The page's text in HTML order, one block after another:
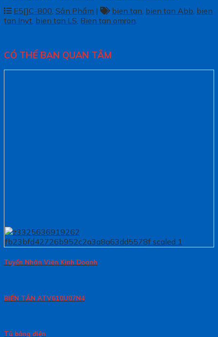
E5[]C-800 Sản Phẩm | bien tan bien tan Abb bien
tan Invt bien tan LS Bien tan omron
CÓ THỂ BẠN QUAN TÂM
Tuyển Nhân Viên Kinh Doanh
BIẾN TẦN ATV610U07N4
Tủ bảng điện